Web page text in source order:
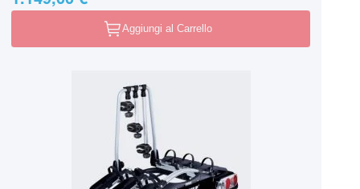
Aggiungi al Carrello